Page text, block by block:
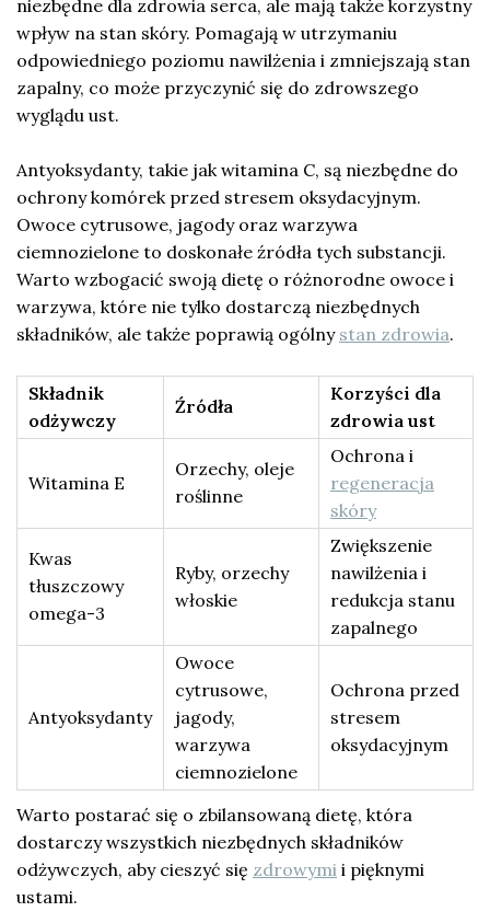
niezbędne dla zdrowia serca, ale mają także korzystny
wpływ na stan skóry. Pomagają w utrzymaniu
odpowiedniego poziomu nawilżenia i zmniejszają stan
zapalny, co może przyczynić się do zdrowszego
wyglądu ust.
Antyoksydanty, takie jak witamina C, są niezbędne do
ochrony komórek przed stresem oksydacyjnym.
Owoce cytrusowe, jagody oraz warzywa
ciemnozielone to doskonałe źródła tych substancji.
Warto wzbogacić swoją dietę o różnorodne owoce i
warzywa, które nie tylko dostarczą niezbędnych
składników, ale także poprawią ogólny stan zdrowia.
Składnik
odżywczy
Źródła
Korzyści dla
zdrowia ust
Witamina E
Orzechy, oleje
roślinne
Ochrona i
regeneracja
skóry
Kwas
tłuszczowy
omega-3
Ryby, orzechy
włoskie
Zwiększenie
nawilżenia i
redukcja stanu
zapalnego
Antyoksydanty
Owoce
cytrusowe,
jagody,
warzywa
ciemnozielone
Ochrona przed
stresem
oksydacyjnym
Warto postarać się o zbilansowaną dietę, która
dostarczy wszystkich niezbędnych składników
odżywczych, aby cieszyć się zdrowymi i pięknymi
ustami.